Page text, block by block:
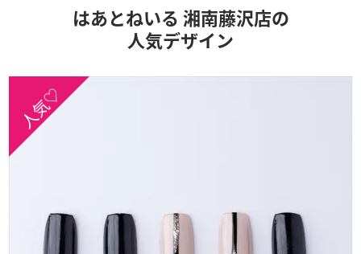
はあとねいる 湘南藤沢店の
人気デザイン